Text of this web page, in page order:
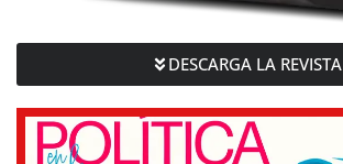
DESCARGA LA REVISTA